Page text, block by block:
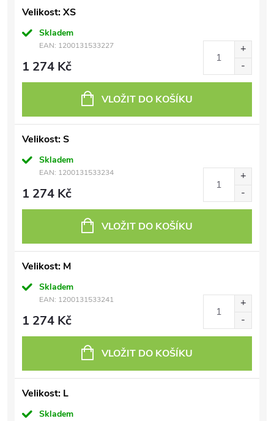
Velikost: XS
Skladem
EAN: 1200131533227
1 274 Kč
VLOŽIT DO KOŠÍKU
Velikost: S
Skladem
EAN: 1200131533234
1 274 Kč
VLOŽIT DO KOŠÍKU
Velikost: M
Skladem
EAN: 1200131533241
1 274 Kč
VLOŽIT DO KOŠÍKU
Velikost: L
Skladem